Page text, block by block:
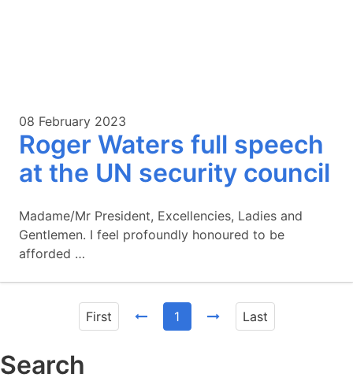
08 February 2023
Roger Waters full speech
at the UN security council
Madame/Mr President, Excellencies, Ladies and
Gentlemen. I feel profoundly honoured to be
afforded …
First 1 Last
Search